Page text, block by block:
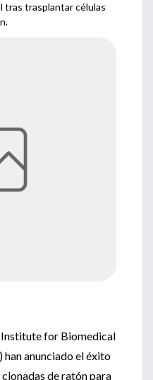
tras trasplantar células
for Biomedical
han anunciado el éxito
de ratón para